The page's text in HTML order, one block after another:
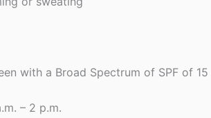
with a Broad Spectrum of SPF of
– 2 p.m.